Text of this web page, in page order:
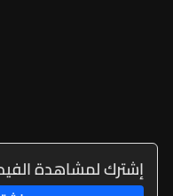
إشترك لمشاهدة